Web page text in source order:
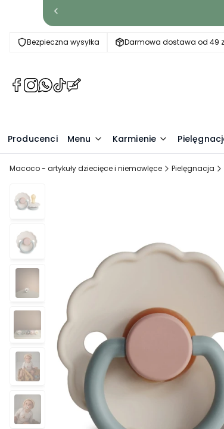
Bezpieczna wysyłka Darmowa dostawa od 49
(Otwiera
karcie)
(Otwiera
karcie)
(Otwiera
karcie)
(Otwiera
karcie)
(Otwiera
karcie)
Producenci Menu Karmienie
Macoco - artykuły dziecięce i niemowlęce Pielęgnacja